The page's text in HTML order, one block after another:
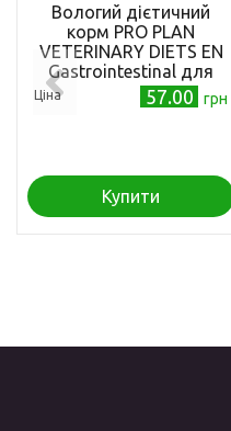
Вологий дієтичний
корм PRO PLAN
VETERINARY DIETS EN
Gastrointestinal для
кошенят та дорослих
котів для зменшення
одужання з куркою 85 г
Ціна 57.00 грн
Купити